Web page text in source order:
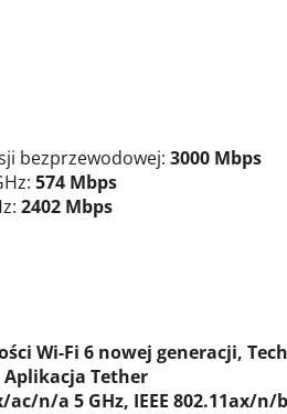
bezprzewodowej: 3000 Mbps
574 Mbps
2402 Mbps
Wi-Fi 6 nowej generacji,
Aplikacja Tether
ac/n/a 5 GHz, IEEE 802.11ax/n/